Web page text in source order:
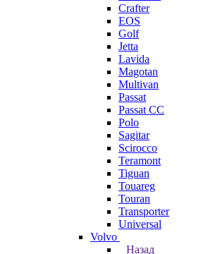
Crafter
EOS
Golf
Jetta
Lavida
Magotan
Multivan
Passat
Passat CC
Polo
Sagitar
Scirocco
Teramont
Tiguan
Touareg
Touran
Transporter
Universal
Volvo
Назад